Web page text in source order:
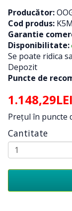
Producător:
Cod produs:
Garantie
Disponibilitate:
Se poate ridica
Depozit
Puncte de
1.148,29LEI
Preţul în puncte
Cantitate